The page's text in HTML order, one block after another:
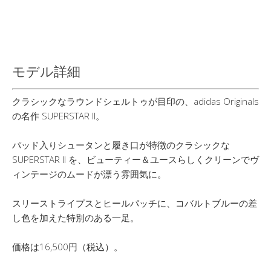
モデル詳細
クラシックなラウンドシェルトゥが目印の、adidas Originals
の名作 SUPERSTAR II。
パッド入りシュータンと履き口が特徴のクラシックな
SUPERSTAR II を、ビューティー＆ユースらしくクリーンでヴ
ィンテージのムードが漂う雰囲気に。
スリーストライプスとヒールパッチに、コバルトブルーの差
し色を加えた特別のある一足。
価格は16,500円（税込）。